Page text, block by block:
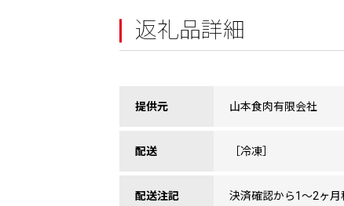
返礼品詳細
提供元 山本食肉有限会社
配送 ［冷凍］
配送注記
決済確認から1〜2ヶ月